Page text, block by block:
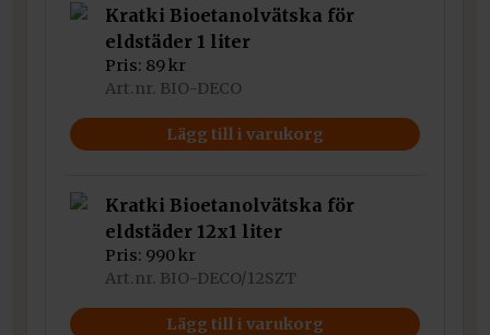
Kratki Bioetanolvätska för
eldstäder 1 liter
Pris: 89kr
Art.nr. BIO-DECO
Lägg till i varukorg
Kratki Bioetanolvätska för
eldstäder 12x1 liter
Pris: 990kr
Art.nr. BIO-DECO/12SZT
Lägg till i varukorg